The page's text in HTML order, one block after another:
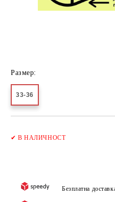
Размер:
33-36
✔В НАЛИЧНОСТ
Безплатна